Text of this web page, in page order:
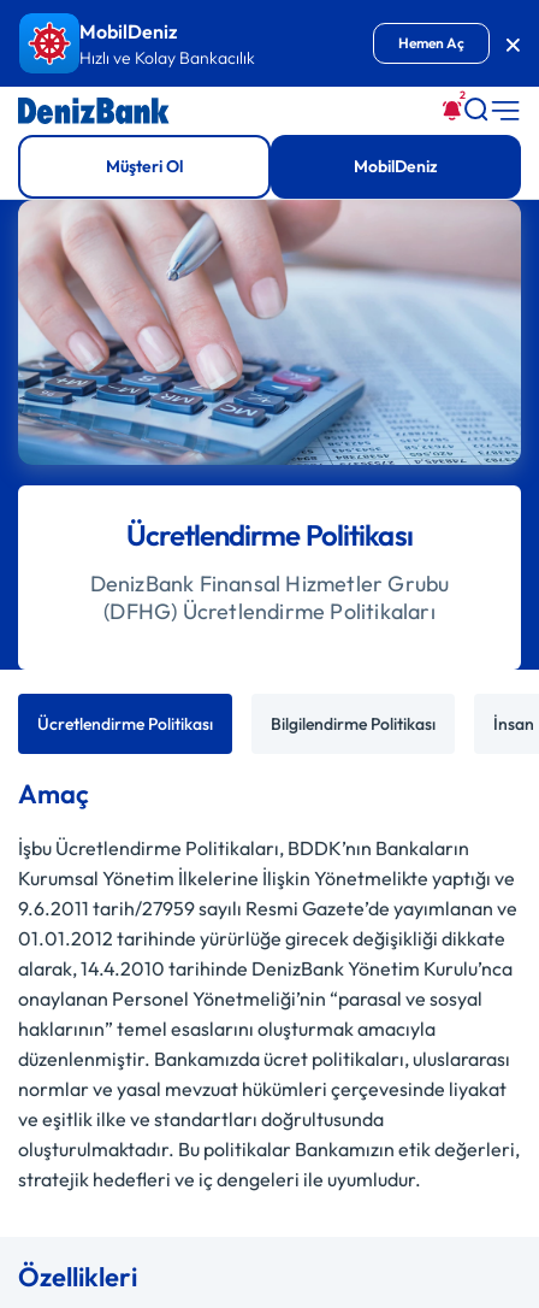
İçeriğe GitMobilDeniz
Hızlı ve Kolay Bankacılık
Hemen Aç
2
Müşteri Ol MobilDeniz
Ücretlendirme Politikası
DenizBank Finansal Hizmetler Grubu
(DFHG) Ücretlendirme Politikaları
Ücretlendirme Politikası Bilgilendirme Politikası İnsan
Amaç
İşbu Ücretlendirme Politikaları, BDDK’nın Bankaların
Kurumsal Yönetim İlkelerine İlişkin Yönetmelikte yaptığı ve
9.6.2011 tarih/27959 sayılı Resmi Gazete’de yayımlanan ve
01.01.2012 tarihinde yürürlüğe girecek değişikliği dikkate
alarak, 14.4.2010 tarihinde DenizBank Yönetim Kurulu’nca
onaylanan Personel Yönetmeliği’nin “parasal ve sosyal
haklarının” temel esaslarını oluşturmak amacıyla
düzenlenmiştir. Bankamızda ücret politikaları, uluslararası
normlar ve yasal mevzuat hükümleri çerçevesinde liyakat
ve eşitlik ilke ve standartları doğrultusunda
oluşturulmaktadır. Bu politikalar Bankamızın etik değerleri,
stratejik hedefleri ve iç dengeleri ile uyumludur.
Özellikleri